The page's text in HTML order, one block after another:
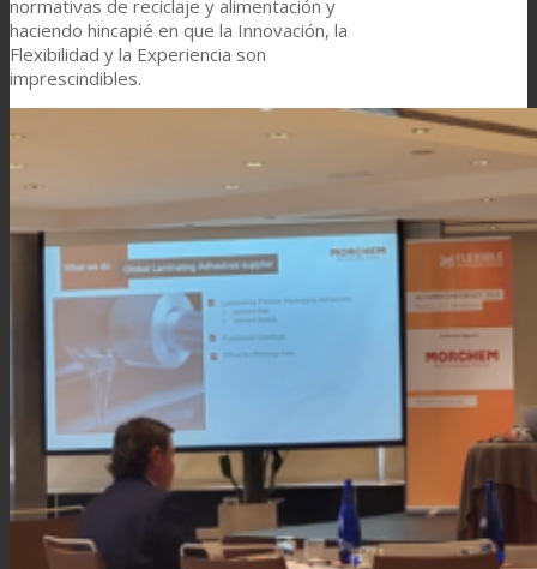
normativas de reciclaje y alimentación y
haciendo hincapié en que la Innovación, la
Flexibilidad y la Experiencia son
imprescindibles.